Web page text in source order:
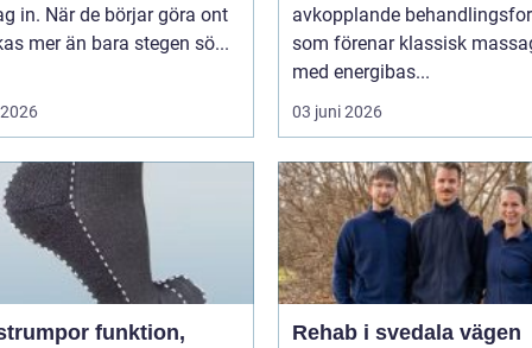
in. När de börjar göra ont
påverkas mer än bara stegen sö...
avkopplande
som förenar klassisk
med energibas...
03 juni 2026
funktion,
Rehab i svedala vägen